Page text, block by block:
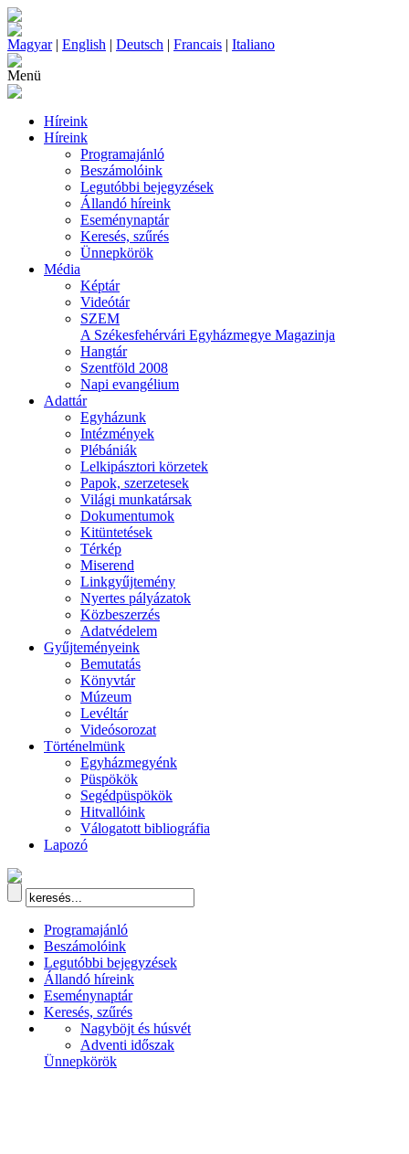
Magyar| English | Deutsch | Francais | Italiano
Menü
Híreink
Híreink
Programajánló
Beszámolóink
Legutóbbi bejegyzések
Állandó híreink
Eseménynaptár
Keresés, szűrés
Ünnepkörök
Média
Képtár
Videótár
SZEM
A Székesfehérvári Egyházmegye Magazinja
Hangtár
Szentföld 2008
Napi evangélium
Adattár
Egyházunk
Intézmények
Plébániák
Lelkipásztori körzetek
Papok, szerzetesek
Világi munkatársak
Dokumentumok
Kitüntetések
Térkép
Miserend
Linkgyűjtemény
Nyertes pályázatok
Közbeszerzés
Adatvédelem
Gyűjteményeink
Bemutatás
Könyvtár
Múzeum
Levéltár
Videósorozat
Történelmünk
Egyházmegyénk
Püspökök
Segédpüspökök
Hitvallóink
Válogatott bibliográfia
Lapozó
Programajánló
Beszámolóink
Legutóbbi bejegyzések
Állandó híreink
Eseménynaptár
Keresés, szűrés
Nagyböjt és húsvét
Adventi időszak
Ünnepkörök